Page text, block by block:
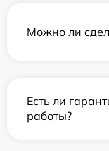
Можно ли
Есть ли
работы?